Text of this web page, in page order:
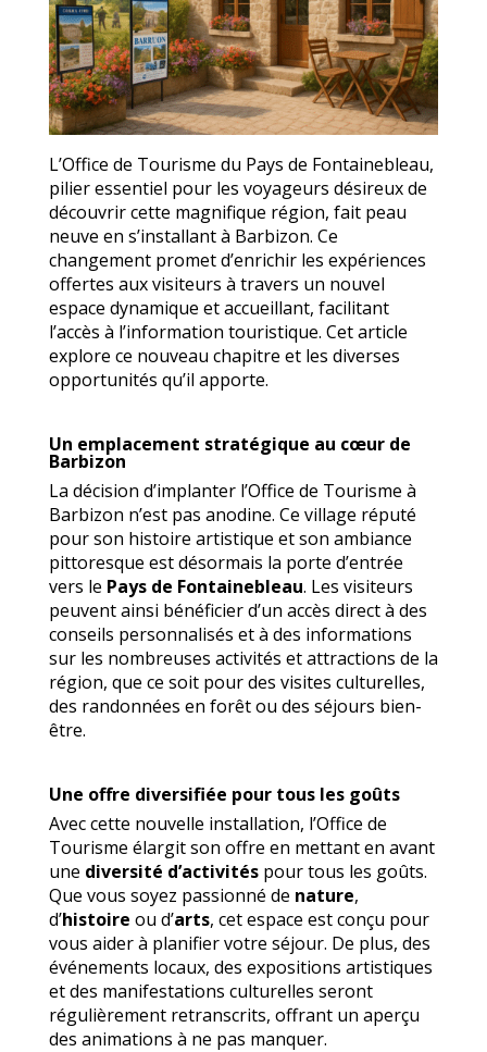
L’Office de Tourisme du Pays de Fontainebleau,
pilier essentiel pour les voyageurs désireux de
découvrir cette magnifique région, fait peau
neuve en s’installant à Barbizon. Ce
changement promet d’enrichir les expériences
offertes aux visiteurs à travers un nouvel
espace dynamique et accueillant, facilitant
l’accès à l’information touristique. Cet article
explore ce nouveau chapitre et les diverses
opportunités qu’il apporte.
Un emplacement stratégique au cœur de
Barbizon
La décision d’implanter l’Office de Tourisme à
Barbizon n’est pas anodine. Ce village réputé
pour son histoire artistique et son ambiance
pittoresque est désormais la porte d’entrée
vers le Pays de Fontainebleau. Les visiteurs
peuvent ainsi bénéficier d’un accès direct à des
conseils personnalisés et à des informations
sur les nombreuses activités et attractions de la
région, que ce soit pour des visites culturelles,
des randonnées en forêt ou des séjours bien-
être.
Une offre diversifiée pour tous les goûts
Avec cette nouvelle installation, l’Office de
Tourisme élargit son offre en mettant en avant
une diversité d’activitéspour tous les goûts.
Que vous soyez passionné de nature,
d’histoire ou d’arts, cet espace est conçu pour
vous aider à planifier votre séjour. De plus, des
événements locaux, des expositions artistiques
et des manifestations culturelles seront
régulièrement retranscrits, offrant un aperçu
des animations à ne pas manquer.